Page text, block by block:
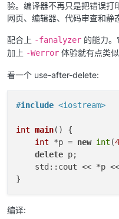
验。编译器不再只是把错误打
网页、编辑器、代码审查和静
配合上 -fanalyzer 的能力
加上 -Werror 体验就有点类
看一个 use-after-delete:
#include <iostream>
int main()
{
int *p = new int (
delete p;
    std::cout << *p <<
编译: